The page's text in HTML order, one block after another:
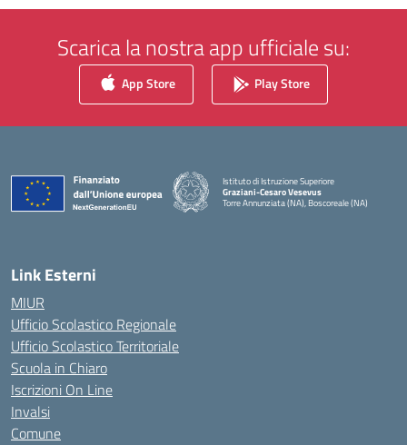
Scarica la nostra app ufficiale su:
App Store Play Store
Istituto di Istruzione Superiore
Graziani-Cesaro Vesevus
Torre Annunziata (NA), Boscoreale (NA)
Link Esterni
MIUR
Ufficio Scolastico Regionale
Ufficio Scolastico Territoriale
Scuola in Chiaro
Iscrizioni On Line
Invalsi
Comune